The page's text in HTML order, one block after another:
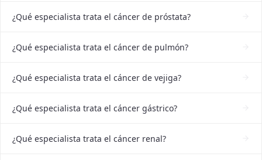
¿Qué especialista trata el cáncer de próstata?
¿Qué especialista trata el cáncer de pulmón?
¿Qué especialista trata el cáncer de vejiga?
¿Qué especialista trata el cáncer gástrico?
¿Qué especialista trata el cáncer renal?